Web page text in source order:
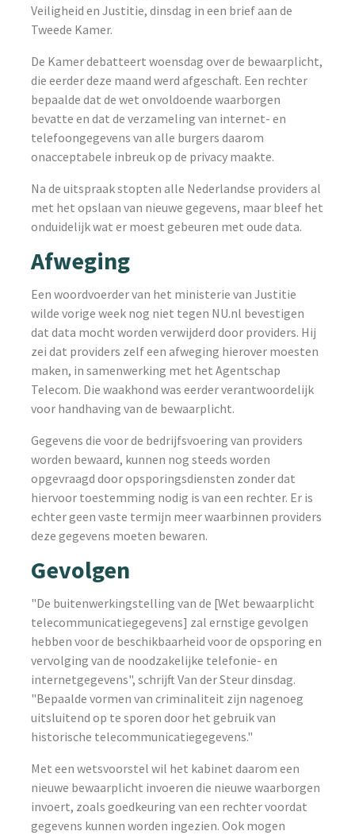
Veiligheid en Justitie, dinsdag in een brief aan de
Tweede Kamer.
De Kamer debatteert woensdag over de bewaarplicht,
die eerder deze maand werd afgeschaft. Een rechter
bepaalde dat de wet onvoldoende waarborgen
bevatte en dat de verzameling van internet- en
telefoongegevens van alle burgers daarom
onacceptabele inbreuk op de privacy maakte.
Na de uitspraak stopten alle Nederlandse providers al
met het opslaan van nieuwe gegevens, maar bleef het
onduidelijk wat er moest gebeuren met oude data.
Afweging
Een woordvoerder van het ministerie van Justitie
wilde vorige week nog niet tegen NU.nl bevestigen
dat data mocht worden verwijderd door providers. Hij
zei dat providers zelf een afweging hierover moesten
maken, in samenwerking met het Agentschap
Telecom. Die waakhond was eerder verantwoordelijk
voor handhaving van de bewaarplicht.
Gegevens die voor de bedrijfsvoering van providers
worden bewaard, kunnen nog steeds worden
opgevraagd door opsporingsdiensten zonder dat
hiervoor toestemming nodig is van een rechter. Er is
echter geen vaste termijn meer waarbinnen providers
deze gegevens moeten bewaren.
Gevolgen
"De buitenwerkingstelling van de [Wet bewaarplicht
telecommunicatiegegevens] zal ernstige gevolgen
hebben voor de beschikbaarheid voor de opsporing en
vervolging van de noodzakelijke telefonie- en
internetgegevens", schrijft Van der Steur dinsdag.
"Bepaalde vormen van criminaliteit zijn nagenoeg
uitsluitend op te sporen door het gebruik van
historische telecommunicatiegegevens."
Met een wetsvoorstel wil het kabinet daarom een
nieuwe bewaarplicht invoeren die nieuwe waarborgen
invoert, zoals goedkeuring van een rechter voordat
gegevens kunnen worden ingezien. Ook mogen